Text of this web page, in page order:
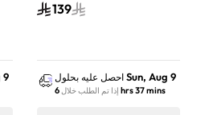
9
CM195-70411
139
احصل عليه بحلول Sun, Aug 9
إذا تم الطلب خلال 6 hrs 37 mins